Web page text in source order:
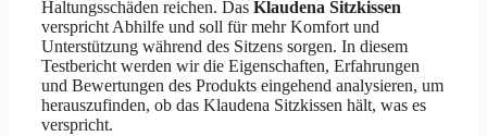
Haltungsschäden reichen. Das Klaudena Sitzkissen
verspricht Abhilfe und soll für mehr Komfort und
Unterstützung während des Sitzens sorgen. In diesem
Testbericht werden wir die Eigenschaften, Erfahrungen
und Bewertungen des Produkts eingehend analysieren, um
herauszufinden, ob das Klaudena Sitzkissen hält, was es
verspricht.